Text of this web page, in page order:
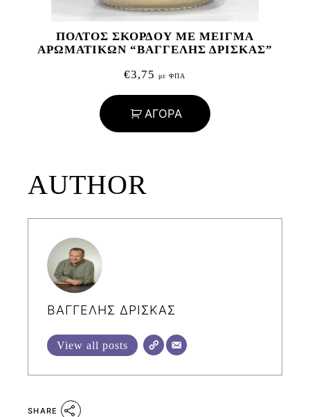
ΠΟΛΤΟΣ ΣΚΟΡΔΟΥ ΜΕ ΜΕΙΓΜΑ
ΑΡΩΜΑΤΙΚΩΝ “ΒΑΓΓΕΛΗΣ ΔΡΙΣΚΑΣ”
€3,75 με ΦΠΑ
ΑΓΟΡΑ
AUTHOR
ΒΑΓΓΕΛΗΣ ΔΡΙΣΚΑΣ
View all posts
SHARE